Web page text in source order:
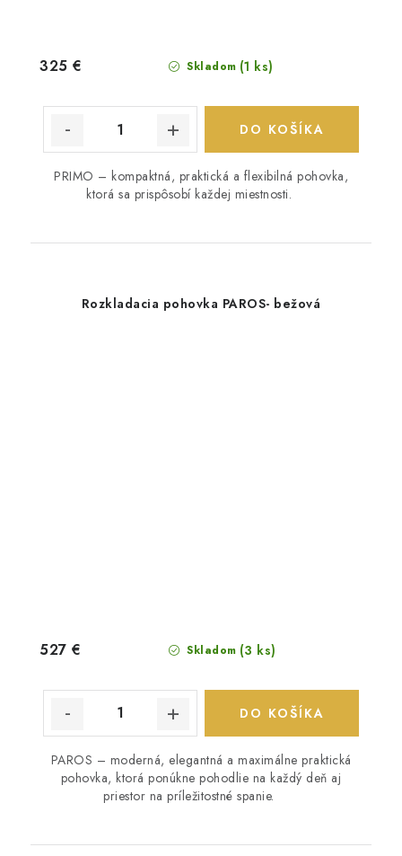
Skladom (1 ks)
325 €
DO KOŠÍKA
PRIMO – kompaktná, praktická a flexibilná pohovka,
ktorá sa prispôsobí každej miestnosti.
Rozkladacia pohovka PAROS- bežová
Skladom (3 ks)
527 €
DO KOŠÍKA
PAROS – moderná, elegantná a maximálne praktická
pohovka, ktorá ponúkne pohodlie na každý deň aj
priestor na príležitostné spanie.